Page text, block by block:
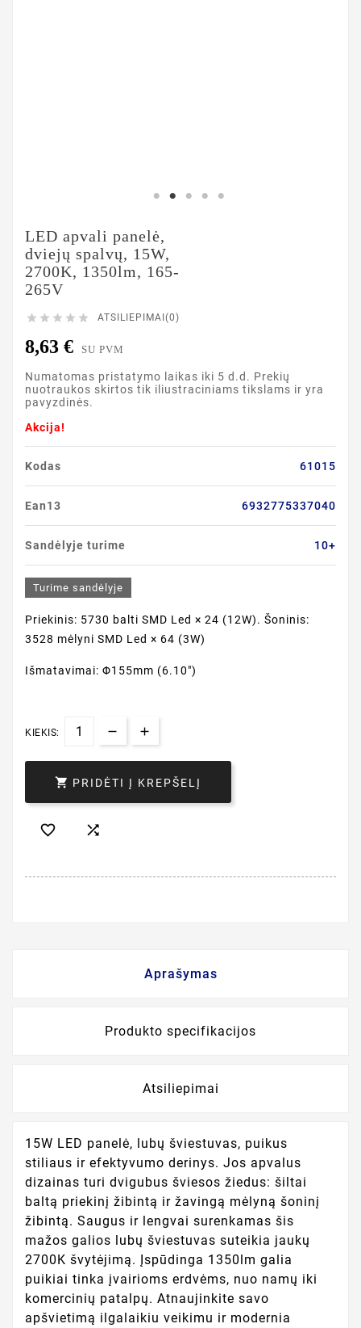
LED apvali panelė,
dviejų spalvų, 15W,
2700K, 1350lm, 165-
265V
     ATSILIEPIMAI(0)
8,63 € SU PVM
Numatomas pristatymo laikas iki 5 d.d. Prekių
nuotraukos skirtos tik iliustraciniams tikslams ir yra
pavyzdinės.
Akcija!
Kodas 61015
Ean13 6932775337040
Sandėlyje turime 10+
Turime sandėlyje
Priekinis: 5730 balti SMD Led × 24 (12W). Šoninis:
3528 mėlyni SMD Led × 64 (3W)
Išmatavimai: Φ155mm (6.10")
KIEKIS:
 PRIDĖTI Į KREPŠELĮ
 
Aprašymas
Produkto specifikacijos
Atsiliepimai
15W LED panelė, lubų šviestuvas, puikus
stiliaus ir efektyvumo derinys. Jos apvalus
dizainas turi dvigubus šviesos žiedus: šiltai
baltą priekinį žibintą ir žavingą mėlyną šoninį
žibintą. Saugus ir lengvai surenkamas šis
mažos galios lubų šviestuvas suteikia jaukų
2700K švytėjimą. Įspūdinga 1350lm galia
puikiai tinka įvairioms erdvėms, nuo namų iki
komercinių patalpų. Atnaujinkite savo
apšvietimą ilgalaikiu veikimu ir modernia